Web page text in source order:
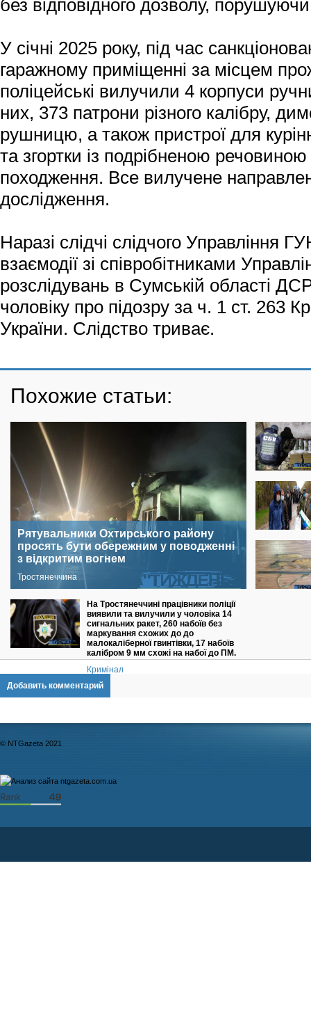
без відповідного дозволу,
У січні 2025 року, під час
гаражному приміщенні за місцем
поліцейські вилучили 4 корпуси
них, 373 патрони різного калібру,
рушницю, а також пристрої для
та згортки із подрібненою
походження. Все вилучене
дослідження.
Наразі слідчі слідчого Управління
взаємодії зі співробітниками
розслідувань в Сумській області
чоловіку про підозру за ч. 1 ст. 263
України. Слідство триває.
Похожие статьи:
Рятувальники Охтирського району
просять бути обережним у поводженні
з відкритим вогнем
Тростянеччина
На Тростянеччині працівники поліції
виявили та вилучили у чоловіка 14
сигнальних ракет, 260 набоїв без
маркування схожих до до
малокаліберної гвинтівки, 17 набоїв
калібром 9 мм схожі на набої до ПМ.
Кримінал
Добавить комментарий
© NTGazeta 2021